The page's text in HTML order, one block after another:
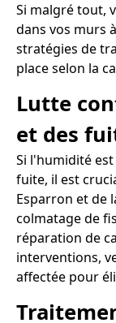
Si malgré tout,
dans vos murs
stratégies de
place selon la
Lutte
et des
Si l'humidité
fuite, il est
Esparron et de
colmatage de
réparation de
interventions,
affectée pour